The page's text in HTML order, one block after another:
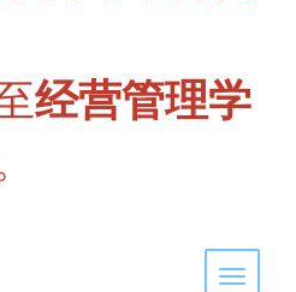
经营管理学
Toggle